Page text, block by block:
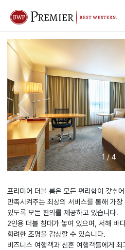
1/4
프리미어 더블 룸은 모든 편리함이 갖추
만족시켜주는 최상의 서비스를 통해 가
있도록 모든 편의를 제공하고 있습니다.
2인용 더블 침대가 놓여 있으며, 서해 바
화려한 조명을 감상할 수 있습니다.
비즈니스 여행객과 신혼 여행객들에게